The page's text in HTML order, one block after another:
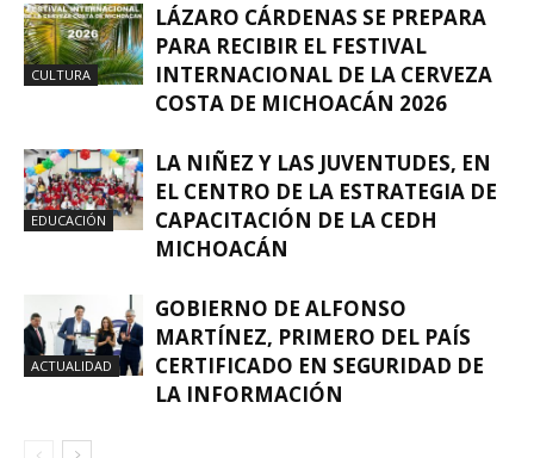
CULTURA
LÁZARO CÁRDENAS SE PREPARA
PARA RECIBIR EL FESTIVAL
INTERNACIONAL DE LA CERVEZA
COSTA DE MICHOACÁN 2026
EDUCACIÓN
LA NIÑEZ Y LAS JUVENTUDES, EN
EL CENTRO DE LA ESTRATEGIA DE
CAPACITACIÓN DE LA CEDH
MICHOACÁN
ACTUALIDAD
GOBIERNO DE ALFONSO
MARTÍNEZ, PRIMERO DEL PAÍS
CERTIFICADO EN SEGURIDAD DE
LA INFORMACIÓN